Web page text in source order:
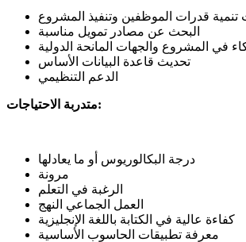
البحث عن مصادر تمويل مناسبة
في المشروع والجهات المانحة الدولية
تحديث قاعدة البيانات الأساس
الدعم التنظيمي
متدربة الاحتياجات:
درجة البكالوريوس أو ما يعادلها
مرونة
الرغبة في التعلم
العمل الجماعي النهج
كفاءة عالية في الكتابة باللغة الإنجليزية
معرفة تطبيقات الحاسوب الأساسية